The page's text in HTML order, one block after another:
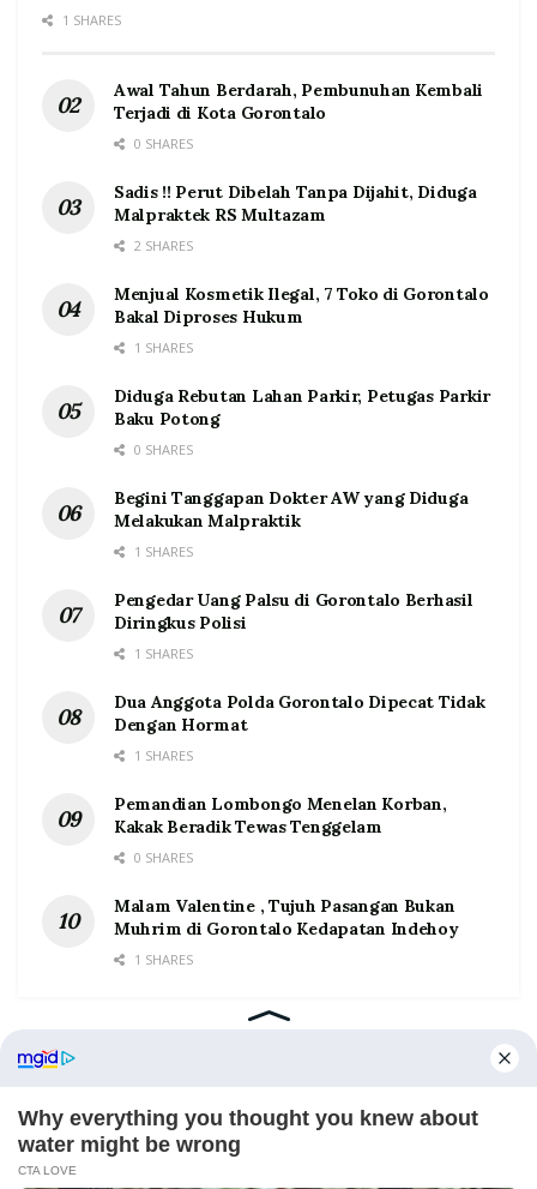
1 SHARES
Awal Tahun Berdarah, Pembunuhan Kembali
Terjadi di Kota Gorontalo
0 SHARES
Sadis !! Perut Dibelah Tanpa Dijahit, Diduga
Malpraktek RS Multazam
2 SHARES
Menjual Kosmetik Ilegal, 7 Toko di Gorontalo
Bakal Diproses Hukum
1 SHARES
Diduga Rebutan Lahan Parkir, Petugas Parkir
Baku Potong
0 SHARES
Begini Tanggapan Dokter AW yang Diduga
Melakukan Malpraktik
1 SHARES
Pengedar Uang Palsu di Gorontalo Berhasil
Diringkus Polisi
1 SHARES
Dua Anggota Polda Gorontalo Dipecat Tidak
Dengan Hormat
1 SHARES
Pemandian Lombongo Menelan Korban,
Kakak Beradik Tewas Tenggelam
0 SHARES
Malam Valentine , Tujuh Pasangan Bukan
Muhrim di Gorontalo Kedapatan Indehoy
1 SHARES
Home Tentang Kontak Redaksi Pedoman Media Siber